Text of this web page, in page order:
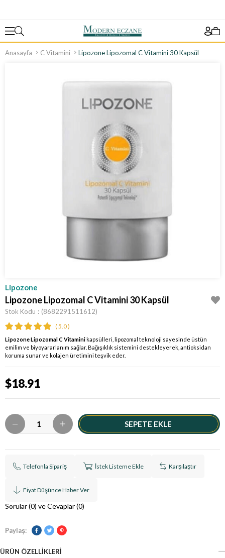
Anasayfa C Vitamini Lipozone Lipozomal C Vitamini 30 Kapsül
Lipozone
Lipozone Lipozomal C Vitamini 30 Kapsül
Stok Kodu (8682291511612)
5.0
Lipozone Lipozomal C Vitaminikapsülleri, lipozomal teknoloji sayesinde üstün
emilim ve biyoyararlanım sağlar. Bağışıklık sistemini destekleyerek, antioksidan
koruma sunar ve kolajen üretimini teşvik eder.
$18.91
Telefonla Sipariş İstek Listeme Ekle Karşılaştır
Fiyat Düşünce Haber Ver
Sorular (0) ve Cevaplar (0)
Paylaş:
ÜRÜN ÖZELLIKLERI